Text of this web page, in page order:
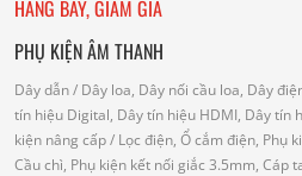
HÀNG BÀY, GIẢM GIÁ
PHỤ KIỆN ÂM THANH
Dây dẫn/ Dây loa, Dây nối cầu loa, Dây
tín hiệu Digital, Dây tín hiệu HDMI, Dây tín
kiện nâng cấp/ Lọc điện, Ổ cắm điện, Phụ
Cầu chì, Phụ kiện kết nối giắc 3.5mm, Cáp